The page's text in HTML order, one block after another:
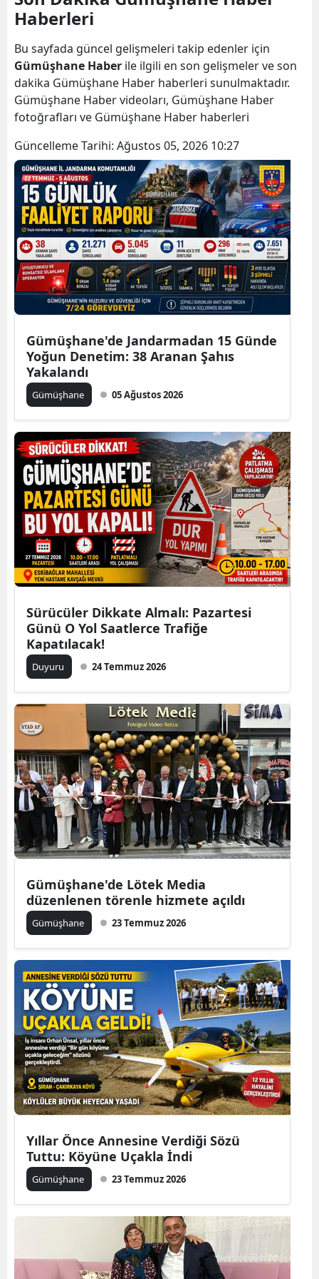
Bingöl
Bitlis
Bolu
Bursa
Çanakkale
Çankırı
Çorum
Denizli
Diyarbakır
Edirne
Erzincan
Erzurum
Eskişehir
Gaziantep
Giresun
Gümüşhane
Hakkari
Isparta
İstanbul
İzmir
Kars
Kastamonu
Kayseri
Kırklareli
Kırşehir
Kocaeli
Konya
Kütahya
Malatya
Manisa
Kahramanmaraş
Mardin
Muğla
Nevşehir
Niğde
Ordu
Rize
Sakarya
Haberleri
Bu sayfada güncel gelişmeleri takip edenler için
Gümüşhane Haber ile ilgili en son gelişmeler ve son
dakika Gümüşhane Haber haberleri sunulmaktadır.
Gümüşhane Haber videoları, Gümüşhane Haber
fotoğrafları ve Gümüşhane Haber haberleri
Güncelleme Tarihi: Ağustos 05, 2026 10:27
Gümüşhane'de Jandarmadan 15 Günde
Yoğun Denetim: 38 Aranan Şahıs
Yakalandı
Gümüşhane 05 Ağustos 2026
Sürücüler Dikkate Almalı: Pazartesi
Günü O Yol Saatlerce Trafiğe
Kapatılacak!
Duyuru 24 Temmuz 2026
Gümüşhane'de Lötek Media
düzenlenen törenle hizmete açıldı
Gümüşhane 23 Temmuz 2026
Yıllar Önce Annesine Verdiği Sözü
Tuttu: Köyüne Uçakla İndi
Gümüşhane 23 Temmuz 2026